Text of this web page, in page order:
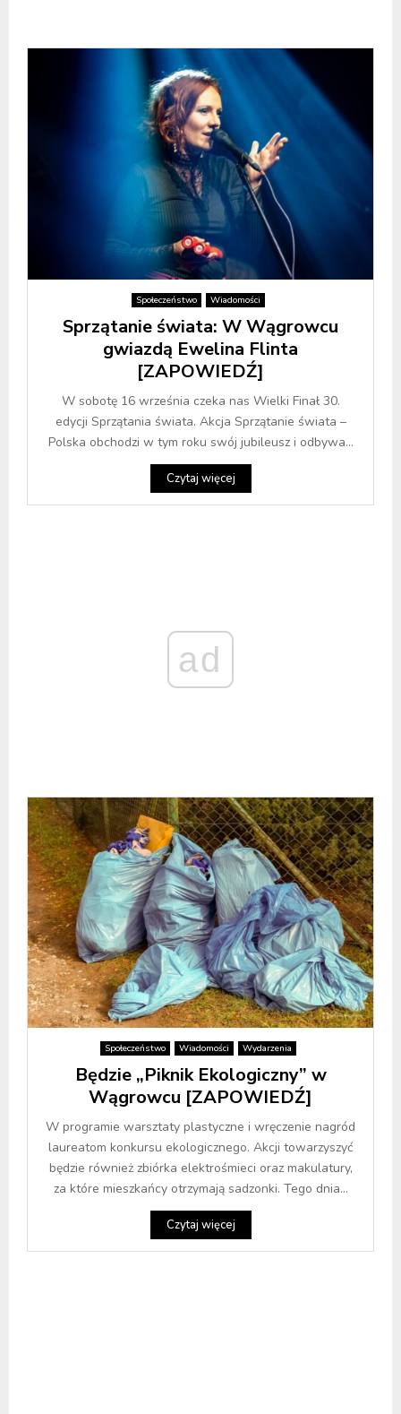
Społeczeństwo Wiadomości
Sprzątanie świata: W Wągrowcu
gwiazdą Ewelina Flinta
[ZAPOWIEDŹ]
W sobotę 16 września czeka nas Wielki Finał 30.
edycji Sprzątania świata. Akcja Sprzątanie świata –
Polska obchodzi w tym roku swój jubileusz i odbywa...
Czytaj więcej
ad
Społeczeństwo Wiadomości Wydarzenia
Będzie „Piknik Ekologiczny” w
Wągrowcu [ZAPOWIEDŹ]
W programie warsztaty plastyczne i wręczenie nagród
laureatom konkursu ekologicznego. Akcji towarzyszyć
będzie również zbiórka elektrośmieci oraz makulatury,
za które mieszkańcy otrzymają sadzonki. Tego dnia...
Czytaj więcej